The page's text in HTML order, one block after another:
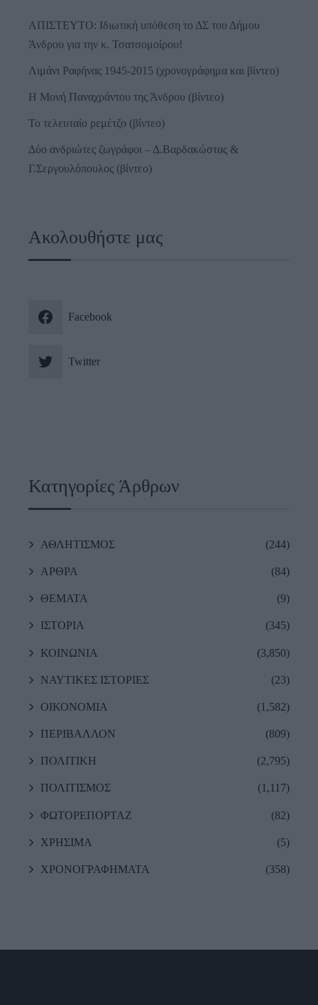
ΑΠΙΣΤΕΥΤΟ: Ιδιωτική υπόθεση το ΔΣ του Δήμου
Άνδρου για την κ. Τσατσομοίρου!
Λιμάνι Ραφήνας 1945-2015 (χρονογράφημα και βίντεο)
Η Μονή Παναχράντου της Άνδρου (βίντεο)
Το τελευταίο ρεμέτζο (βίντεο)
Δύο ανδριώτες ζωγράφοι – Δ.Βαρδακώστας &
Γ.Σεργουλόπουλος (βίντεο)
Ακολουθήστε μας
Facebook
Twitter
Κατηγορίες Άρθρων
ΑΘΛΗΤΙΣΜΟΣ (244)
ΑΡΘΡΑ (84)
ΘΕΜΑΤΑ (9)
ΙΣΤΟΡΙΑ (345)
ΚΟΙΝΩΝΙΑ (3,850)
ΝΑΥΤΙΚΕΣ ΙΣΤΟΡΙΕΣ (23)
ΟΙΚΟΝΟΜΙΑ (1,582)
ΠΕΡΙΒΑΛΛΟΝ (809)
ΠΟΛΙΤΙΚΗ (2,795)
ΠΟΛΙΤΙΣΜΟΣ (1,117)
ΦΩΤΟΡΕΠΟΡΤΑΖ (82)
ΧΡΗΣΙΜΑ (5)
ΧΡΟΝΟΓΡΑΦΗΜΑΤΑ (358)